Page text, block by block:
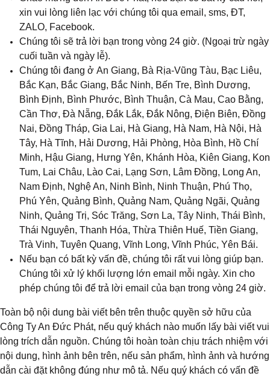
xin vui lòng liên lạc với chúng tôi qua email, sms, ĐT,
ZALO, Facebook.
Chúng tôi sẽ trả lời bạn trong vòng 24 giờ. (Ngoại trừ ngày
cuối tuần và ngày lễ).
Chúng tôi đang ở An Giang, Bà Rịa-Vũng Tàu, Bạc Liêu,
Bắc Kạn, Bắc Giang, Bắc Ninh, Bến Tre, Bình Dương,
Bình Định, Bình Phước, Bình Thuận, Cà Mau, Cao Bằng,
Cần Thơ, Đà Nẵng, Đắk Lắk, Đắk Nông, Điện Biên, Đồng
Nai, Đồng Tháp, Gia Lai, Hà Giang, Hà Nam, Hà Nội, Hà
Tây, Hà Tĩnh, Hải Dương, Hải Phòng, Hòa Bình, Hồ Chí
Minh, Hậu Giang, Hưng Yên, Khánh Hòa, Kiên Giang, Kon
Tum, Lai Châu, Lào Cai, Lạng Sơn, Lâm Đồng, Long An,
Nam Định, Nghệ An, Ninh Bình, Ninh Thuận, Phú Thọ,
Phú Yên, Quảng Bình, Quảng Nam, Quảng Ngãi, Quảng
Ninh, Quảng Trị, Sóc Trăng, Sơn La, Tây Ninh, Thái Bình,
Thái Nguyên, Thanh Hóa, Thừa Thiên Huế, Tiền Giang,
Trà Vinh, Tuyên Quang, Vĩnh Long, Vĩnh Phúc, Yên Bái.
Nếu bạn có bất kỳ vấn đề, chúng tôi rất vui lòng giúp bạn.
Chúng tôi xử lý khối lượng lớn email mỗi ngày. Xin cho
phép chúng tôi để trả lời email của bạn trong vòng 24 giờ.
Toàn bộ nội dung bài viết bên trên thuộc quyền sở hữu của
Công Ty An Đức Phát, nếu quý khách nào muốn lấy bài viết vui
lòng trích dẫn nguồn. Chúng tôi hoàn toàn chịu trách nhiệm với
nội dung, hình ảnh bên trên, nếu sản phẩm, hình ảnh và hướng
dẫn cài đặt không đúng như mô tả. Nếu quý khách có vấn đề